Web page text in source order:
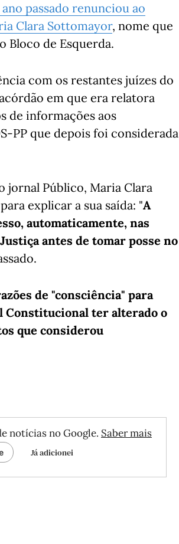
passado renunciou ao
Clara Sottomayor, nome que
Bloco de Esquerda.
com os restantes juízes do
em que era relatora
de informações aos
PP que depois foi considerada
jornal Público, Maria Clara
explicar a sua saída: "A
automaticamente, nas
antes de tomar posse no
de "consciência" para
Constitucional ter alterado o
que considerou
notícias no Google. Saber mais
Já adicionei